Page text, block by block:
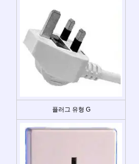
플러그 유형 G